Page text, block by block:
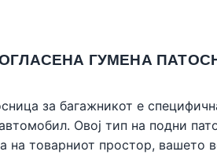
ГУМЕНА
за багажникот е
Овој тип на подни
на товарниот простор, вашето